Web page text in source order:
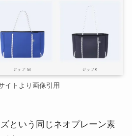
イトより画像引用
という同じネオプレーン素